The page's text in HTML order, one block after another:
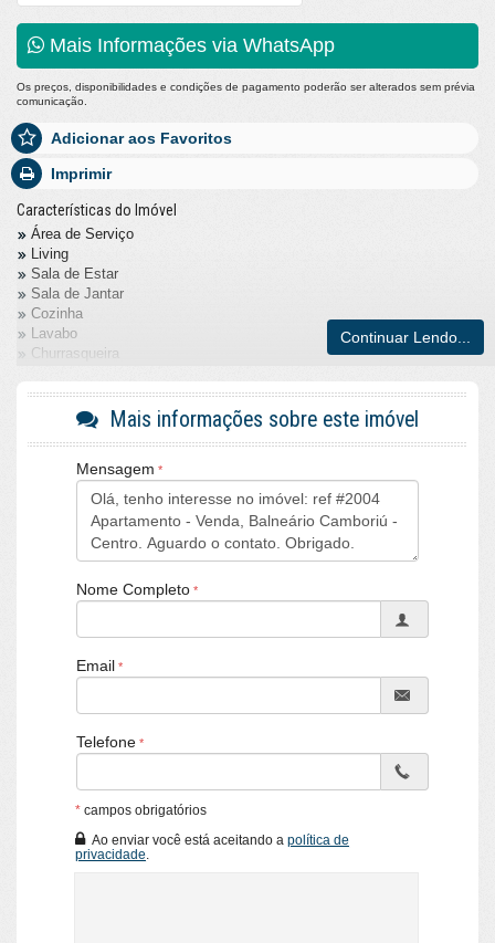
Mais Informações via WhatsApp
Os preços, disponibilidades e condições de pagamento poderão ser alterados sem prévia
comunicação.
Adicionar aos Favoritos
Imprimir
Características do Imóvel
Área de Serviço
Living
Sala de Estar
Sala de Jantar
Cozinha
Lavabo
Churrasqueira
Acabamento em Gesso
Fechadura Eletrônica
Características do Empreendimento
Sala de Jogos
Salão de Festas
Espaço Gourmet
Espaço Fitness
Portaria 24h
Portão Eletrônico
Entrada para Banhistas
Continuar Lendo...
Mais informações sobre este imóvel
Mensagem
Nome Completo
Email
Telefone
* campos obrigatórios
Ao enviar você está aceitando a política de
privacidade